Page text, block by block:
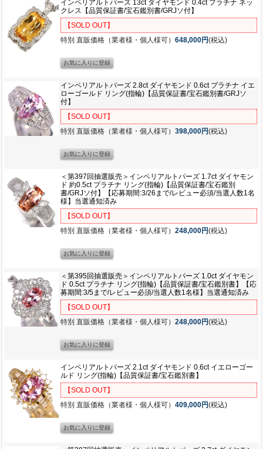
インペリアルトパーズ 13ct ダイヤモンド 0.4ct プラチナ ネッ
クレス【品質保証書/宝石鑑別書/GRJソ付】
【SOLD OUT】
特別 直販価格（業者様・個人様可） 648,000円(税込)
インペリアルトパーズ 2.8ct ダイヤモンド 0.6ct プラチナ イエ
ローゴールド リング(指輪)【品質保証書/宝石鑑別書/GRJソ
付】
【SOLD OUT】
特別 直販価格（業者様・個人様可） 398,000円(税込)
＜第397回抽選販売＞インペリアルトパーズ 1.7ct ダイヤモン
ド 約0.5ct プラチナ リング(指輪)【品質保証書/宝石鑑別
書/GRJソ付】【応募期間:3/26まで/レビュー必須/当選人数1名
様】当選通知済み
【SOLD OUT】
特別 直販価格（業者様・個人様可） 248,000円(税込)
＜第395回抽選販売＞インペリアルトパーズ 1.0ct ダイヤモン
ド 0.5ct プラチナ リング(指輪)【品質保証書/宝石鑑別書】【応
募期間:3/5まで/レビュー必須/当選人数1名様】当選通知済み
【SOLD OUT】
特別 直販価格（業者様・個人様可） 248,000円(税込)
インペリアルトパーズ 2.1ct ダイヤモンド 0.6ct イエローゴー
ルド リング(指輪)【品質保証書/宝石鑑別書】
【SOLD OUT】
特別 直販価格（業者様・個人様可） 409,000円(税込)